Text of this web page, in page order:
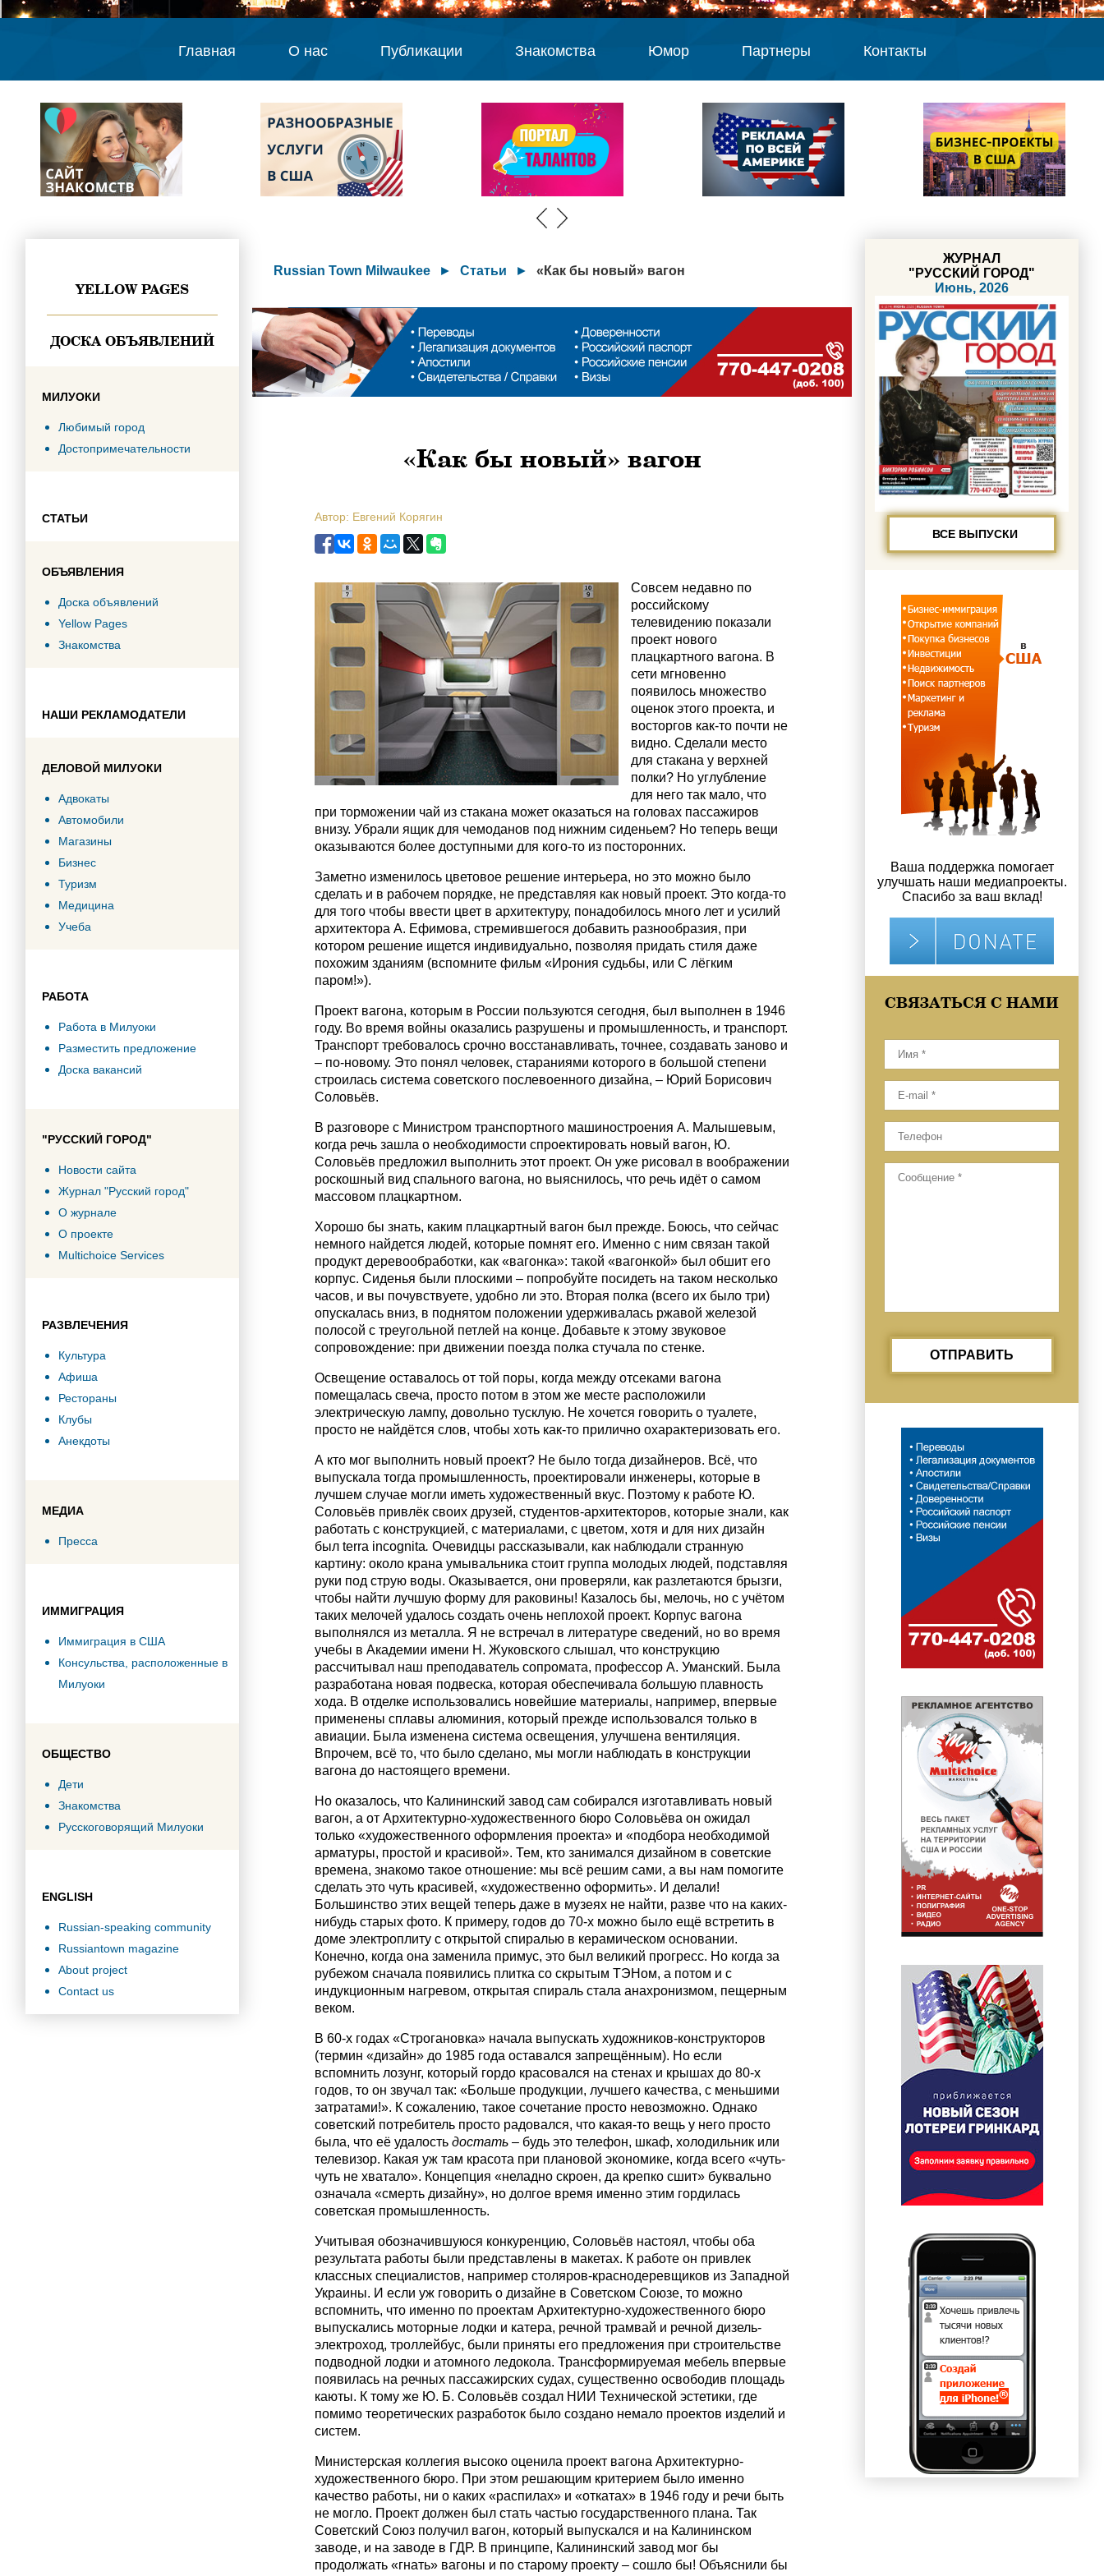
Главная О нас Публикации Знакомства Юмор Партнеры Контакты
YELLOW PAGES
ДОСКА ОБЪЯВЛЕНИЙ
МИЛУОКИ
Любимый город
Достопримечательности
СТАТЬИ
ОБЪЯВЛЕНИЯ
Доска объявлений
Yellow Pages
Знакомства
НАШИ РЕКЛАМОДАТЕЛИ
ДЕЛОВОЙ МИЛУОКИ
Адвокаты
Автомобили
Магазины
Бизнес
Туризм
Медицина
Учеба
РАБОТА
Работа в Милуоки
Разместить предложение
Доска вакансий
"РУССКИЙ ГОРОД"
Новости сайта
Журнал "Русский город"
О журнале
О проекте
Multichoice Services
РАЗВЛЕЧЕНИЯ
Культура
Афиша
Рестораны
Клубы
Анекдоты
МЕДИА
Пресса
ИММИГРАЦИЯ
Иммиграция в США
Консульства, расположенные в
Милуоки
ОБЩЕСТВО
Дети
Знакомства
Русскоговорящий Милуоки
ENGLISH
Russian-speaking community
Russiantown magazine
About project
Contact us
Russian Town Milwaukee ► Статьи ► «Как бы новый» вагон
«Как бы новый» вагон
Автор: Евгений Корягин
Совсем недавно по
российскому
телевидению показали
проект нового
плацкартного вагона. В
сети мгновенно
появилось множество
оценок этого проекта, и
восторгов как-то почти не
видно. Сделали место
для стакана у верхней
полки? Но углубление
для него так мало, что
при торможении чай из стакана может оказаться на головах пассажиров
внизу. Убрали ящик для чемоданов под нижним сиденьем? Но теперь вещи
оказываются более доступными для кого-то из посторонних.
Заметно изменилось цветовое решение интерьера, но это можно было
сделать и в рабочем порядке, не представляя как новый проект. Это когда-то
для того чтобы ввести цвет в архитектуру, понадобилось много лет и усилий
архитектора А. Ефимова, стремившегося добавить разнообразия, при
котором решение ищется индивидуально, позволяя придать стиля даже
похожим зданиям (вспомните фильм «Ирония судьбы, или С лёгким
паром!»).
Проект вагона, которым в России пользуются сегодня, был выполнен в 1946
году. Во время войны оказались разрушены и промышленность, и транспорт.
Транспорт требовалось срочно восстанавливать, точнее, создавать заново и
– по-новому. Это понял человек, стараниями которого в большой степени
строилась система советского послевоенного дизайна, – Юрий Борисович
Соловьёв.
В разговоре с Министром транспортного машиностроения А. Малышевым,
когда речь зашла о необходимости спроектировать новый вагон, Ю.
Соловьёв предложил выполнить этот проект. Он уже рисовал в воображении
роскошный вид спального вагона, но выяснилось, что речь идёт о самом
массовом плацкартном.
Хорошо бы знать, каким плацкартный вагон был прежде. Боюсь, что сейчас
немного найдется людей, которые помнят его. Именно с ним связан такой
продукт деревообработки, как «вагонка»: такой «вагонкой» был обшит его
корпус. Сиденья были плоскими – попробуйте посидеть на таком несколько
часов, и вы почувствуете, удобно ли это. Вторая полка (всего их было три)
опускалась вниз, в поднятом положении удерживалась ржавой железой
полосой с треугольной петлей на конце. Добавьте к этому звуковое
сопровождение: при движении поезда полка стучала по стенке.
Освещение оставалось от той поры, когда между отсеками вагона
помещалась свеча, просто потом в этом же месте расположили
электрическую лампу, довольно тусклую. Не хочется говорить о туалете,
просто не найдётся слов, чтобы хоть как-то прилично охарактеризовать его.
А кто мог выполнить новый проект? Не было тогда дизайнеров. Всё, что
выпускала тогда промышленность, проектировали инженеры, которые в
лучшем случае могли иметь художественный вкус. Поэтому к работе Ю.
Соловьёв привлёк своих друзей, студентов-архитекторов, которые знали, как
работать с конструкцией, с материалами, с цветом, хотя и для них дизайн
был terra incognita. Очевидцы рассказывали, как наблюдали странную
картину: около крана умывальника стоит группа молодых людей, подставляя
руки под струю воды. Оказывается, они проверяли, как разлетаются брызги,
чтобы найти лучшую форму для раковины! Казалось бы, мелочь, но с учётом
таких мелочей удалось создать очень неплохой проект. Корпус вагона
выполнялся из металла. Я не встречал в литературе сведений, но во время
учебы в Академии имени Н. Жуковского слышал, что конструкцию
рассчитывал наш преподаватель сопромата, профессор А. Уманский. Была
разработана новая подвеска, которая обеспечивала большую плавность
хода. В отделке использовались новейшие материалы, например, впервые
применены сплавы алюминия, который прежде использовался только в
авиации. Была изменена система освещения, улучшена вентиляция.
Впрочем, всё то, что было сделано, мы могли наблюдать в конструкции
вагона до настоящего времени.
Но оказалось, что Калининский завод сам собирался изготавливать новый
вагон, а от Архитектурно-художественного бюро Соловьёва он ожидал
только «художественного оформления проекта» и «подбора необходимой
арматуры, простой и красивой». Тем, кто занимался дизайном в советские
времена, знакомо такое отношение: мы всё решим сами, а вы нам помогите
сделать это чуть красивей, «художественно оформить». И делали!
Большинство этих вещей теперь даже в музеях не найти, разве что на каких-
нибудь старых фото. К примеру, годов до 70-х можно было ещё встретить в
доме электроплиту с открытой спиралью в керамическом основании.
Конечно, когда она заменила примус, это был великий прогресс. Но когда за
рубежом сначала появились плитка со скрытым ТЭНом, а потом и с
индукционным нагревом, открытая спираль стала анахронизмом, пещерным
веком.
В 60-х годах «Строгановка» начала выпускать художников-конструкторов
(термин «дизайн» до 1985 года оставался запрещённым). Но если
вспомнить лозунг, который гордо красовался на стенах и крышах до 80-х
годов, то он звучал так: «Больше продукции, лучшего качества, с меньшими
затратами!». К сожалению, такое сочетание просто невозможно. Однако
советский потребитель просто радовался, что какая-то вещь у него просто
была, что её удалость достать– будь это телефон, шкаф, холодильник или
телевизор. Какая уж там красота при плановой экономике, когда всего «чуть-
чуть не хватало». Концепция «неладно скроен, да крепко сшит» буквально
означала «смерть дизайну», но долгое время именно этим гордилась
советская промышленность.
Учитывая обозначившуюся конкуренцию, Соловьёв настоял, чтобы оба
результата работы были представлены в макетах. К работе он привлек
классных специалистов, например столяров-краснодеревщиков из Западной
Украины. И если уж говорить о дизайне в Советском Союзе, то можно
вспомнить, что именно по проектам Архитектурно-художественного бюро
выпускались моторные лодки и катера, речной трамвай и речной дизель-
электроход, троллейбус, были приняты его предложения при строительстве
подводной лодки и атомного ледокола. Трансформируемая мебель впервые
появилась на речных пассажирских судах, существенно освободив площадь
каюты. К тому же Ю. Б. Соловьёв создал НИИ Технической эстетики, где
помимо теоретических разработок было создано немало проектов изделий и
систем.
Министерская коллегия высоко оценила проект вагона Архитектурно-
художественного бюро. При этом решающим критерием было именно
качество работы, ни о каких «распилах» и «откатах» в 1946 году и речи быть
не могло. Проект должен был стать частью государственного плана. Так
Советский Союз получил вагон, который выпускался и на Калининском
заводе, и на заводе в ГДР. В принципе, Калининский завод мог бы
продолжать «гнать» вагоны и по старому проекту – сошло бы! Объяснили бы
ЖУРНАЛ
"РУССКИЙ ГОРОД"
Июнь, 2026
ВСЕ ВЫПУСКИ
Ваша поддержка помогает
улучшать наши медиапроекты.
Спасибо за ваш вклад!
СВЯЗАТЬСЯ С НАМИ
ОТПРАВИТЬ